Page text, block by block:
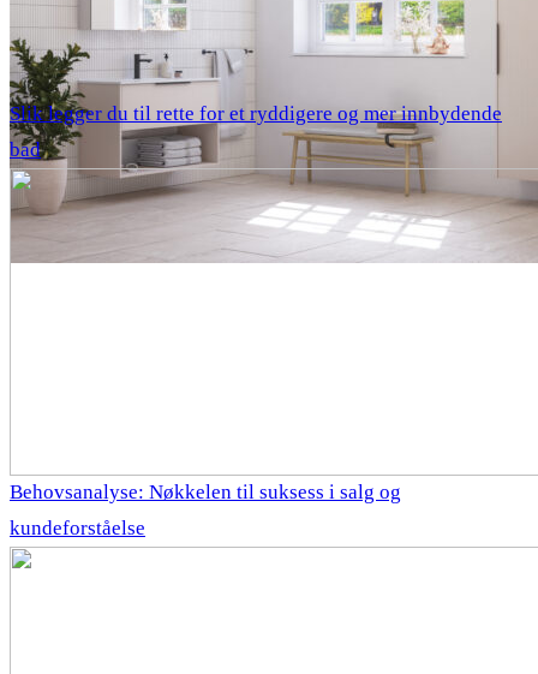
Slik legger du til rette for et ryddigere og mer innbydende
bad
Behovsanalyse: Nøkkelen til suksess i salg og
kundeforståelse